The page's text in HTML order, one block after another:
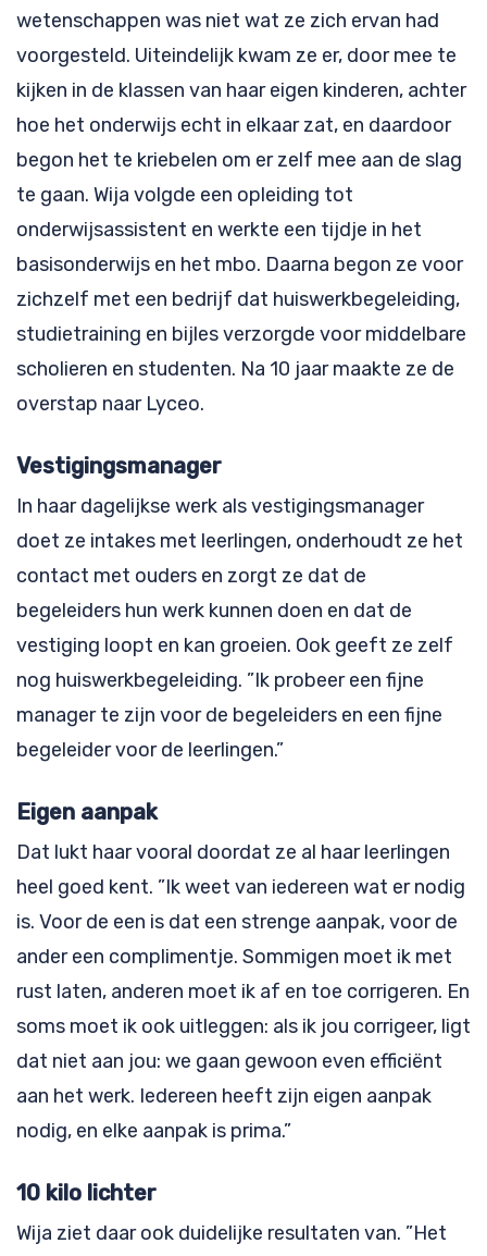
wetenschappen was niet wat ze zich ervan had
voorgesteld. Uiteindelijk kwam ze er, door mee te
kijken in de klassen van haar eigen kinderen, achter
hoe het onderwijs echt in elkaar zat, en daardoor
begon het te kriebelen om er zelf mee aan de slag
te gaan. Wija volgde een opleiding tot
onderwijsassistent en werkte een tijdje in het
basisonderwijs en het mbo. Daarna begon ze voor
zichzelf met een bedrijf dat huiswerkbegeleiding,
studietraining en bijles verzorgde voor middelbare
scholieren en studenten. Na 10 jaar maakte ze de
overstap naar Lyceo.
Vestigingsmanager
In haar dagelijkse werk als vestigingsmanager
doet ze intakes met leerlingen, onderhoudt ze het
contact met ouders en zorgt ze dat de
begeleiders hun werk kunnen doen en dat de
vestiging loopt en kan groeien. Ook geeft ze zelf
nog huiswerkbegeleiding. ”Ik probeer een fijne
manager te zijn voor de begeleiders en een fijne
begeleider voor de leerlingen.”
Eigen aanpak
Dat lukt haar vooral doordat ze al haar leerlingen
heel goed kent. ”Ik weet van iedereen wat er nodig
is. Voor de een is dat een strenge aanpak, voor de
ander een complimentje. Sommigen moet ik met
rust laten, anderen moet ik af en toe corrigeren. En
soms moet ik ook uitleggen: als ik jou corrigeer, ligt
dat niet aan jou: we gaan gewoon even efficiënt
aan het werk. Iedereen heeft zijn eigen aanpak
nodig, en elke aanpak is prima.”
10 kilo lichter
Wija ziet daar ook duidelijke resultaten van. ”Het